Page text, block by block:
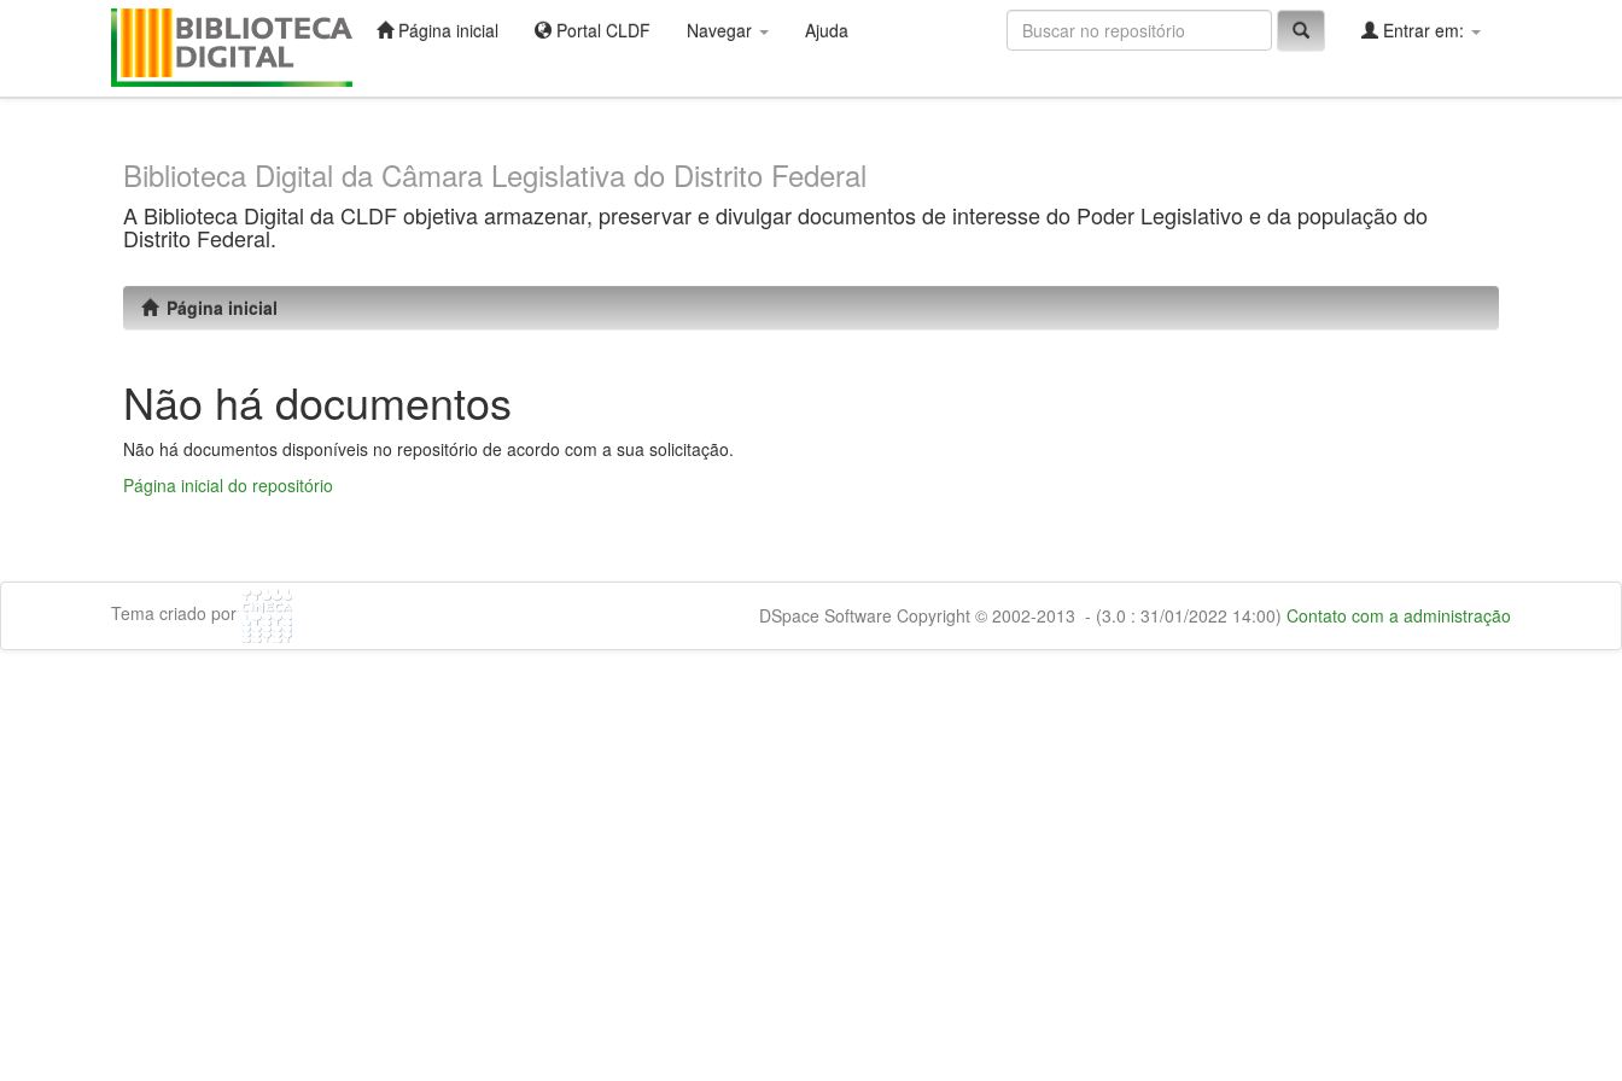
Página inicial Portal CLDF Navegar Ajuda Entrar em:
Biblioteca Digital da Câmara Legislativa do Distrito Federal
A Biblioteca Digital da CLDF objetiva armazenar, preservar e divulgar documentos de interesse do Poder Legislativo e da população do
Distrito Federal.
Página inicial
Não há documentos
Não há documentos disponíveis no repositório de acordo com a sua solicitação.
Página inicial do repositório
Tema criado por DSpace Software Copyright © 2002-2013 - (3.0 : 31/01/2022 14:00) Contato com a administração